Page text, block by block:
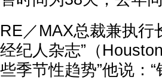
RE／MAX总裁兼执行
经纪人杂志”（
些季节性趋势”他说：